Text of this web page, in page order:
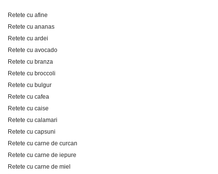
Retete cu afine
Retete cu ananas
Retete cu ardei
Retete cu avocado
Retete cu branza
Retete cu broccoli
Retete cu bulgur
Retete cu cafea
Retete cu caise
Retete cu calamari
Retete cu capsuni
Retete cu carne de curcan
Retete cu carne de iepure
Retete cu carne de miel